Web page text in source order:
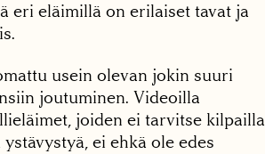
eri eläimillä on erilaiset tavat ja
usein olevan jokin suuri
joutuminen. Videoilla
joiden ei tarvitse kilpailla
ei ehkä ole edes